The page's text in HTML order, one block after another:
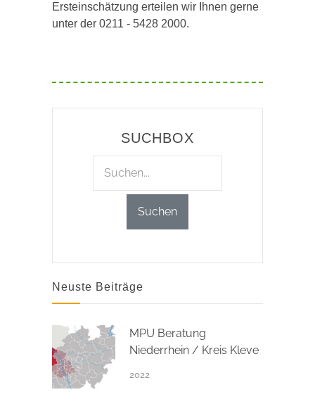
Ersteinschätzung erteilen wir Ihnen gerne
unter der 0211 - 5428 2000.
SUCHBOX
Neuste Beiträge
MPU Beratung
Niederrhein / Kreis Kleve
2022